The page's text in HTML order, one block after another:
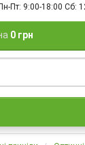
Пн-Пт: 9:00-18:00 Сб:
0 грн